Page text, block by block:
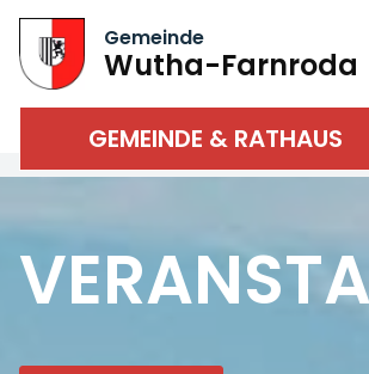
Gemeinde
Wutha-Farnroda
GEMEINDE & RATHAUS